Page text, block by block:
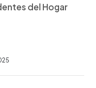
del Hogar